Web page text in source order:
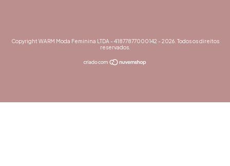
Copyright WARM Moda Feminina LTDA - 41877877000142 - 2026. Todos os direitos
reservados.